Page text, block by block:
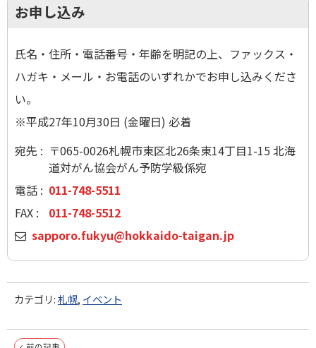
お申し込み
氏名・住所・電話番号・年齢を明記の上、ファックス・
ハガキ・メール・お電話のいずれかでお申し込みくださ
い。
※平成27年10月30日 (金曜日) 必着
宛先 : 〒065-0026札幌市東区北26条東14丁目1-15 北海
道対がん協会がん予防学級係宛
電話 : 011-748-5511
FAX :
011-748-5512
メ
sapporo.fukyu@hokkaido-taigan.jp
カテゴリ:札幌, イベント